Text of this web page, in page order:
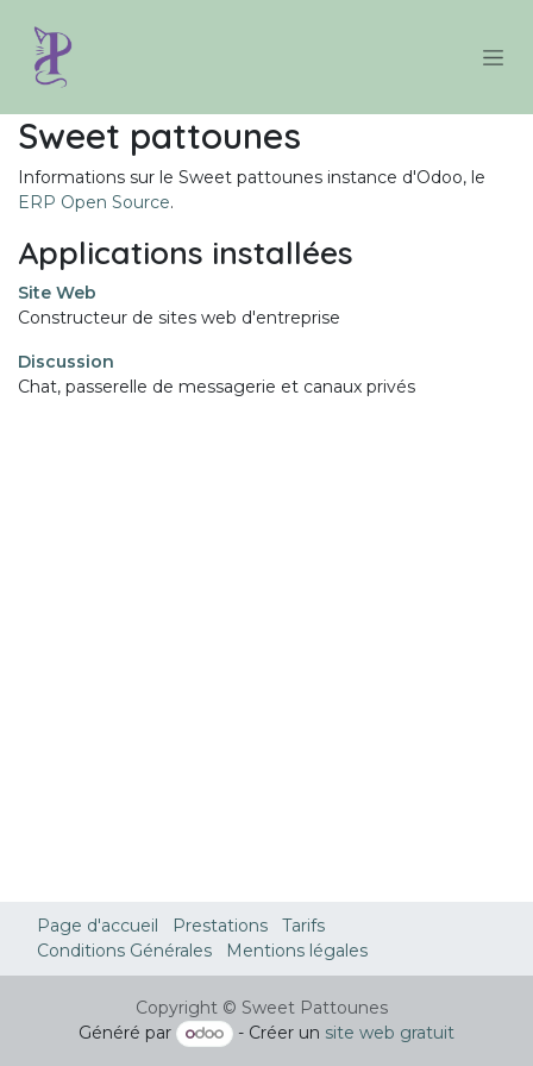
Sweet pattounes
Informations sur le Sweet pattounes instance d'Odoo, le
ERP Open Source.
Applications installées
Site Web
Constructeur de sites web d'entreprise
Discussion
Chat, passerelle de messagerie et canaux privés
Page d'accueil Prestations
Tarifs
Conditions Générales
Mentions légales
Copyright © Sweet Pattounes
Généré par
- Créer un site web gratuit